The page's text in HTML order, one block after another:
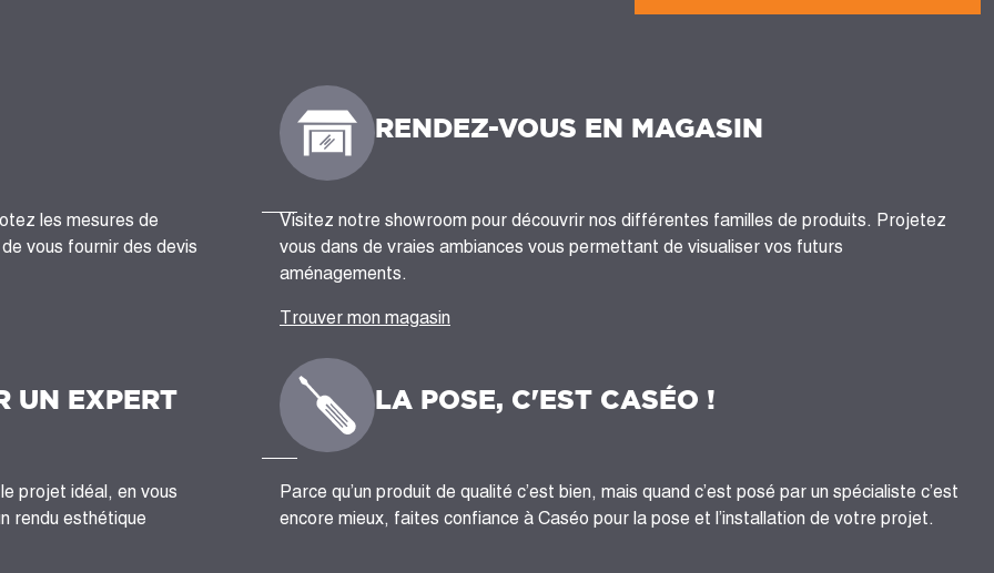
les mesures de
vous fournir des devis
RENDEZ-VOUS EN MAGASIN
Visitez notre showroom pour découvrir nos différentes familles de produits. Projetez
vous dans de vraies ambiances vous permettant de visualiser vos futurs
aménagements.
Trouver mon magasin
UN EXPERT
projet idéal, en vous
rendu esthétique
LA POSE, C'EST CASÉO !
Parce qu’un produit de qualité c’est bien, mais quand c’est posé par un spécialiste c’est
encore mieux, faites confiance à Caséo pour la pose et l’installation de votre projet.